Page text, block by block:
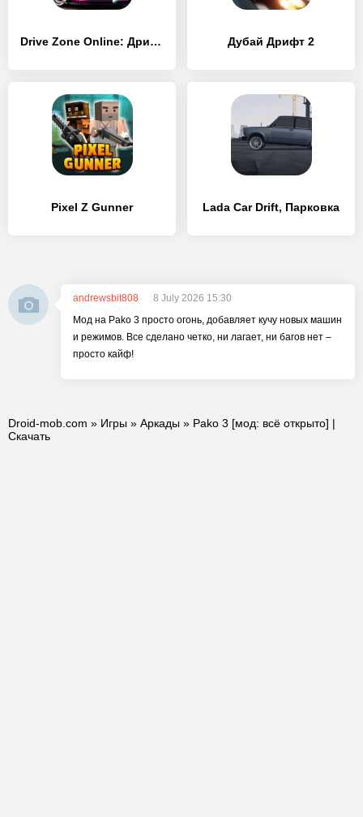
Drive Zone Online: Дрифт Тачки Дубай Дрифт 2
Pixel Z Gunner Lada Car Drift, Парковка
andrewsbit808
8 July 2026 15:30
Мод на Pako 3 просто огонь, добавляет кучу новых машин
и режимов. Все сделано четко, ни лагает, ни багов нет –
просто кайф!
Droid-mob.com » Игры » Аркады » Pako 3 [мод: всё открыто] |
Скачать